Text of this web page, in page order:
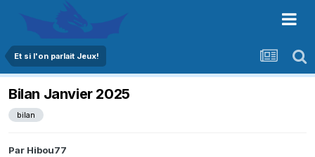
Et si l'on parlait Jeux!
Bilan Janvier 2025
bilan
Par Hibou77